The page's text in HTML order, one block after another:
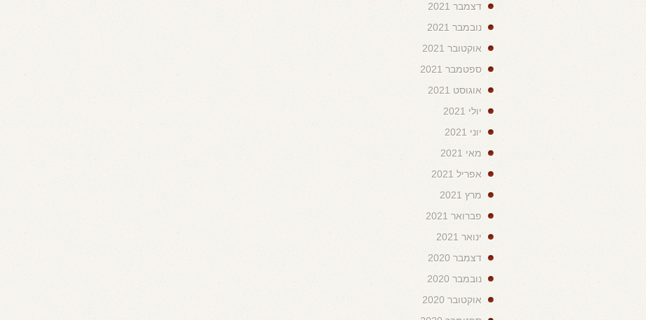
דצמבר 2021
נובמבר 2021
אוקטובר 2021
ספטמבר 2021
אוגוסט 2021
יולי 2021
יוני 2021
מאי 2021
אפריל 2021
מרץ 2021
פברואר 2021
ינואר 2021
דצמבר 2020
נובמבר 2020
אוקטובר 2020